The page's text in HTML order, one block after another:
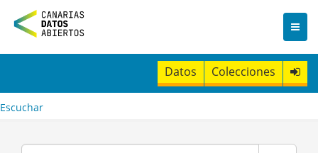
n
t
Datos Colecciones
Escuchar